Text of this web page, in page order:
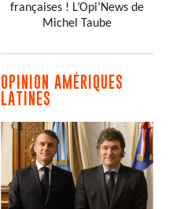
françaises ! L’Opi’News de
Michel Taube
OPINION AMÉRIQUES
LATINES